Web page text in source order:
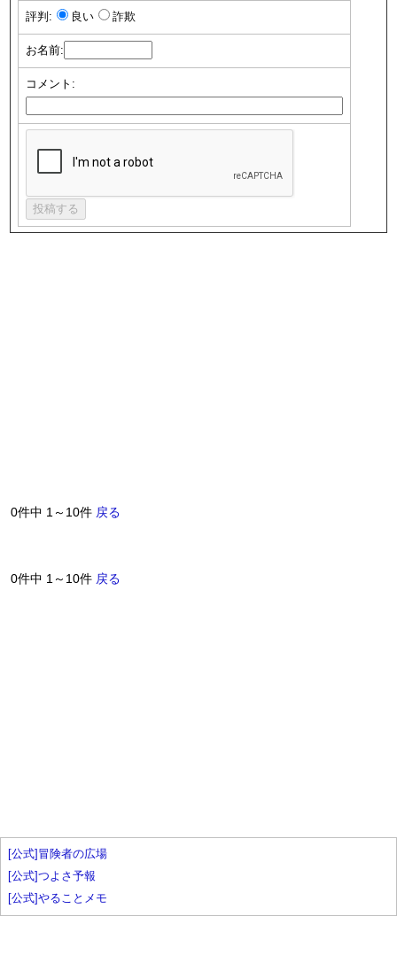
評判: 良い 詐欺
お名前:
コメント:
0件中 1～10件 戻る
0件中 1～10件 戻る
[公式]冒険者の広場
[公式]つよさ予報
[公式]やることメモ